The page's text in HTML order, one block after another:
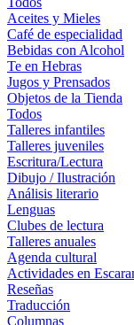
Aceites y Mieles
Café de especialidad
Bebidas con Alcohol
Te en Hebras
Jugos y Prensados
Objetos de la Tienda
Todos
Talleres infantiles
Talleres juveniles
Escritura/Lectura
Dibujo / Ilustración
Análisis literario
Lenguas
Clubes de lectura
Talleres anuales
Agenda cultural
Actividades en
Reseñas
Traducción
Columnas